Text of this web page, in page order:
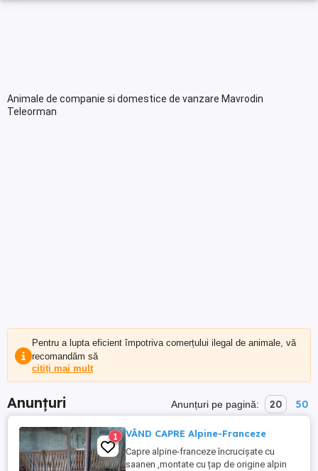
Animale de companie si domestice de vanzare Mavrodin
Teleorman
Pentru a lupta eficient împotriva comerțului ilegal de animale, vă
recomandăm să
citiți mai mult
Anunțuri Anunțuri pe pagină: 20 50
1 VÂND CAPRE Alpine-Franceze
Capre alpine-franceze încrucișate cu
saanen ,montate cu țap de origine alpin